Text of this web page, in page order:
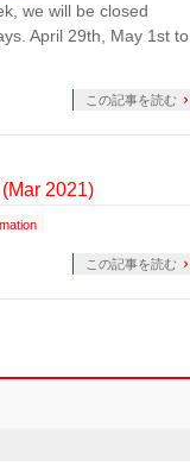
we will be closed
April 29th, May 1st to
この記事を読む
2021)
この記事を読む